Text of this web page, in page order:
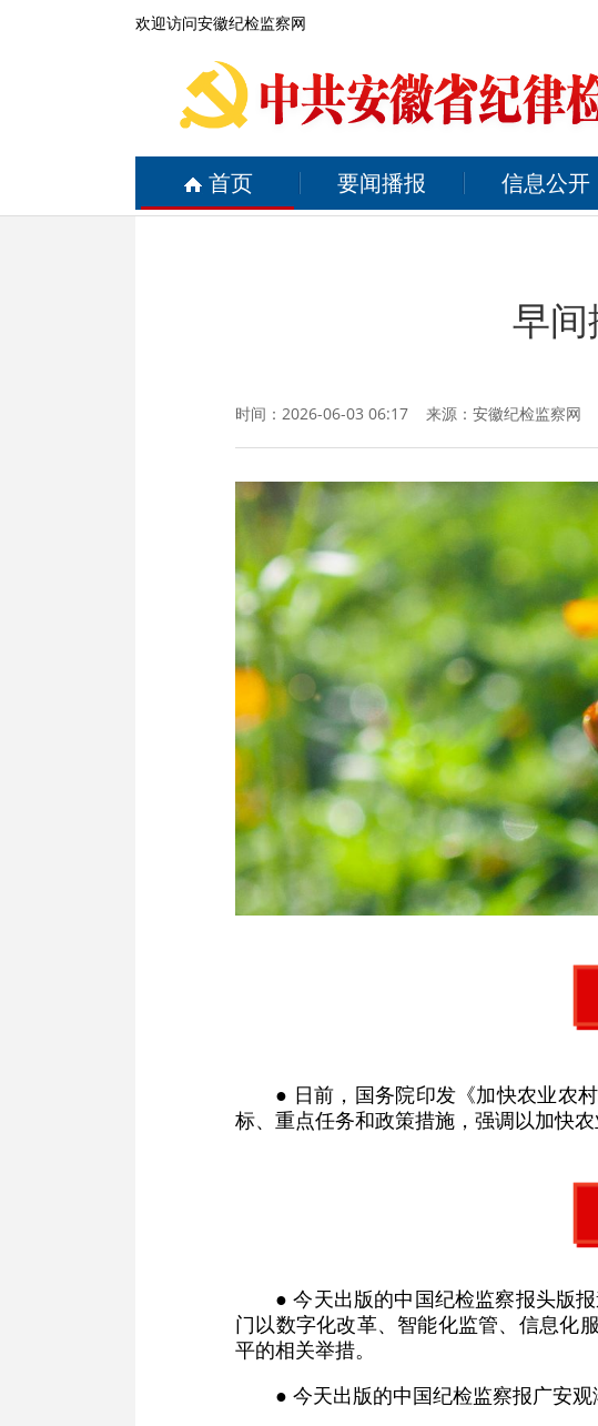
欢迎访问安徽纪检监察网
首页 要闻播报 信息公开
早间
时间：2026-06-03 06:17 来源： 安徽纪检监察网
● 日前，国务院印发《加快农业农
标、重点任务和政策措施，强调以加快
● 今天出版的中国纪检监察报头版
门以数字化改革、智能化监管、信息化
平的相关举措。
● 今天出版的中国纪检监察报广安